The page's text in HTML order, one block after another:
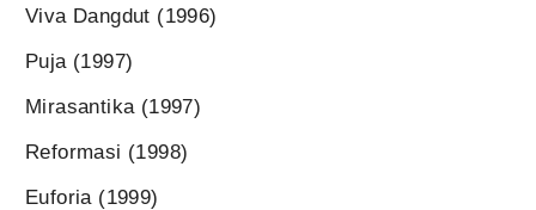
Viva Dangdut (1996)
Puja (1997)
Mirasantika (1997)
Reformasi (1998)
Euforia (1999)